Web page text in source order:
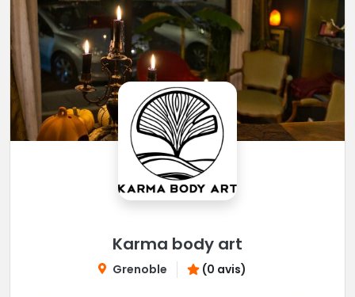
Karma body art
Grenoble (0 avis)